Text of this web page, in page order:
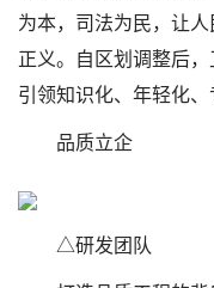
为本，司法为民，让
正义。自区划调整后
引领知识化、年轻化、
品质立企
△研发团队